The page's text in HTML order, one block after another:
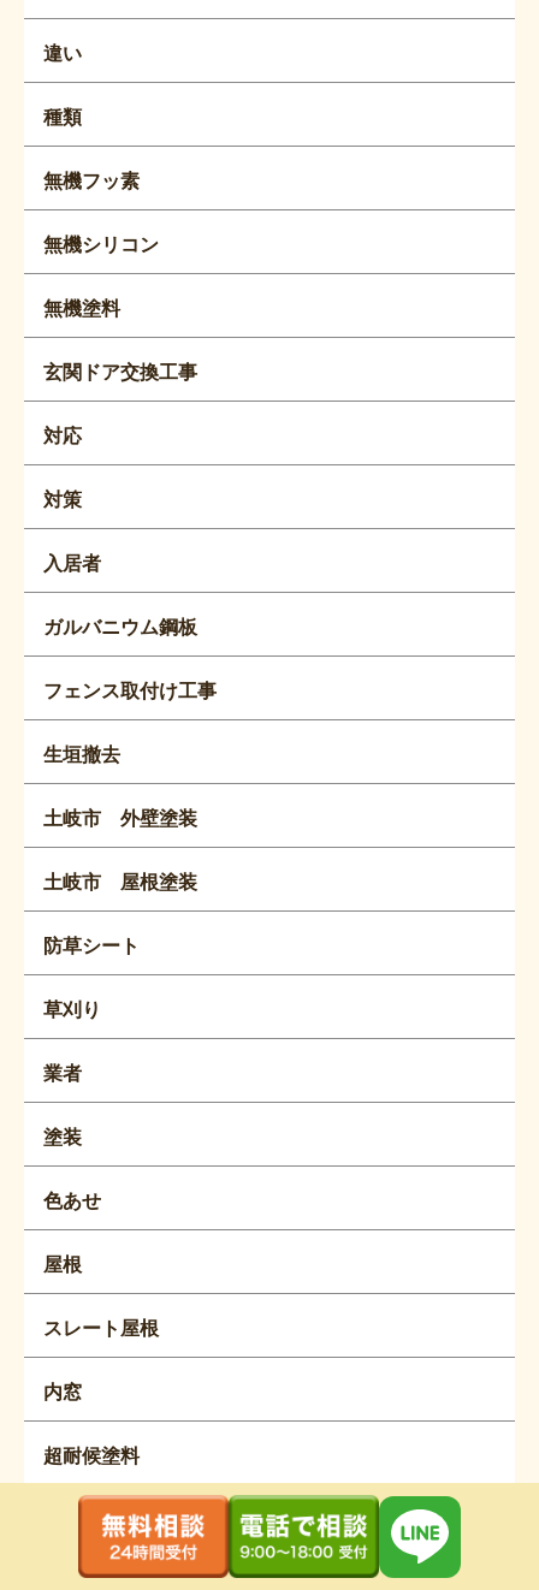
違い
種類
無機フッ素
無機シリコン
無機塗料
玄関ドア交換工事
対応
対策
入居者
ガルバニウム鋼板
フェンス取付け工事
生垣撤去
土岐市 外壁塗装
土岐市 屋根塗装
防草シート
草刈り
業者
塗装
色あせ
屋根
スレート屋根
内窓
超耐候塗料
外構工事
草取り